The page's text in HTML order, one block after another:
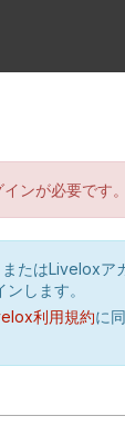
ンが必要です。
たはLiveloxア
します。
利用規約に